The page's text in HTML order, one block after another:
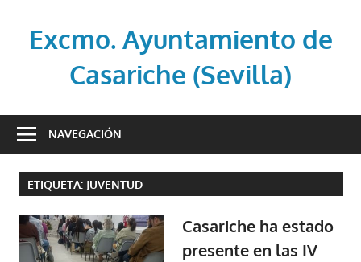
contenidoExcmo. Ayuntamiento de
Casariche (Sevilla)
oficial
Ayuntamiento
de
Casariche
(Sevilla)
NAVEGACIÓN
ETIQUETA: JUVENTUD
Casariche ha estado
presente en las IV